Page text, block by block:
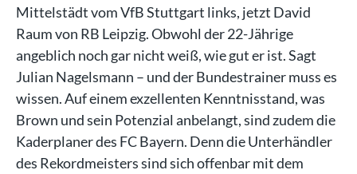
Mittelstädt vom VfB Stuttgart links, jetzt David
Raum von RB Leipzig. Obwohl der 22-Jährige
angeblich noch gar nicht weiß, wie gut er ist. Sagt
Julian Nagelsmann – und der Bundestrainer muss es
wissen. Auf einem exzellenten Kenntnisstand, was
Brown und sein Potenzial anbelangt, sind zudem die
Kaderplaner des FC Bayern. Denn die Unterhändler
des Rekordmeisters sind sich offenbar mit dem